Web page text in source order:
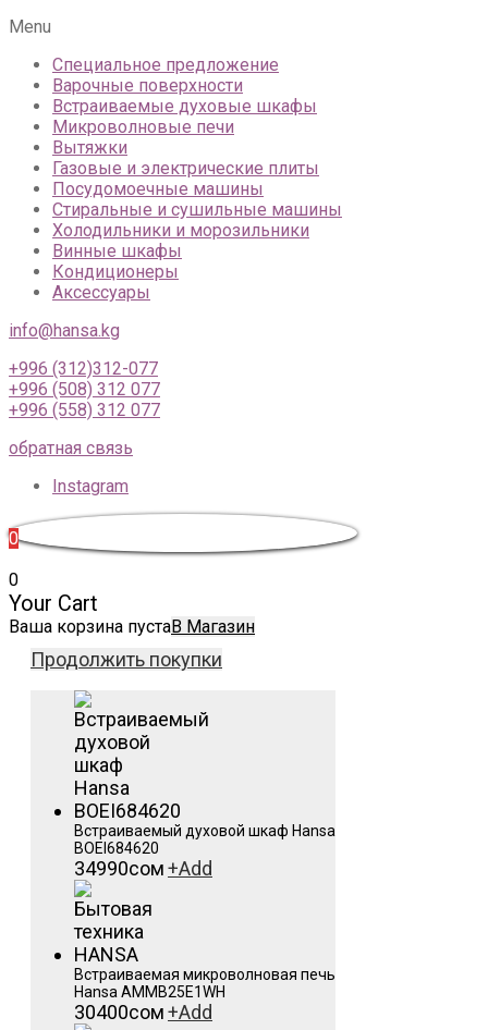
Menu
Специальное предложение
Варочные поверхности
Встраиваемые духовые шкафы
Микроволновые печи
Вытяжки
Газовые и электрические плиты
Посудомоечные машины
Стиральные и сушильные машины
Холодильники и морозильники
Винные шкафы
Кондиционеры
Аксессуары
info@hansa.kg
+996 (312)312-077
+996 (508) 312 077
+996 (558) 312 077
обратная связь
Instagram
0
0
Your Cart
Ваша корзина пустаВ Магазин
Продолжить покупки
Встраиваемый духовой шкаф Hansa
BOEI684620
34990сом+Add
Встраиваемая микроволновая печь
Hansa AMMB25E1WH
30400сом+Add